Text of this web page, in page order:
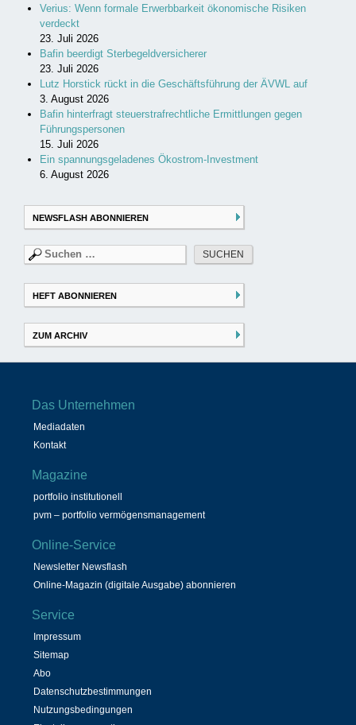
Verius: Wenn formale Erwerbbarkeit ökonomische Risiken
verdeckt
23. Juli 2026
Bafin beerdigt Sterbegeldversicherer
23. Juli 2026
Lutz Horstick rückt in die Geschäftsführung der ÄVWL auf
3. August 2026
Bafin hinterfragt steuerstrafrechtliche Ermittlungen gegen
Führungspersonen
15. Juli 2026
Ein spannungsgeladenes Ökostrom-Investment
6. August 2026
NEWSFLASH ABONNIEREN
Suchen
nach:
HEFT ABONNIEREN
ZUM ARCHIV
Das Unternehmen
Mediadaten
Kontakt
Magazine
portfolio institutionell
pvm – portfolio vermögensmanagement
Online-Service
Newsletter Newsflash
Online-Magazin (digitale Ausgabe) abonnieren
Service
Impressum
Sitemap
Abo
Datenschutzbestimmungen
Nutzungsbedingungen